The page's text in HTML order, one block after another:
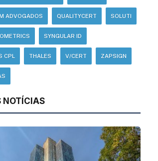
ADVOGADOS QUALITYCERT SOLUTI
SYNGULAR ID
CPL THALES V/CERT ZAPSIGN
NOTÍCIAS